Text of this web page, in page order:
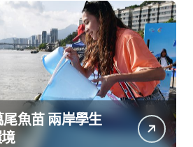
魚苗 兩岸學生